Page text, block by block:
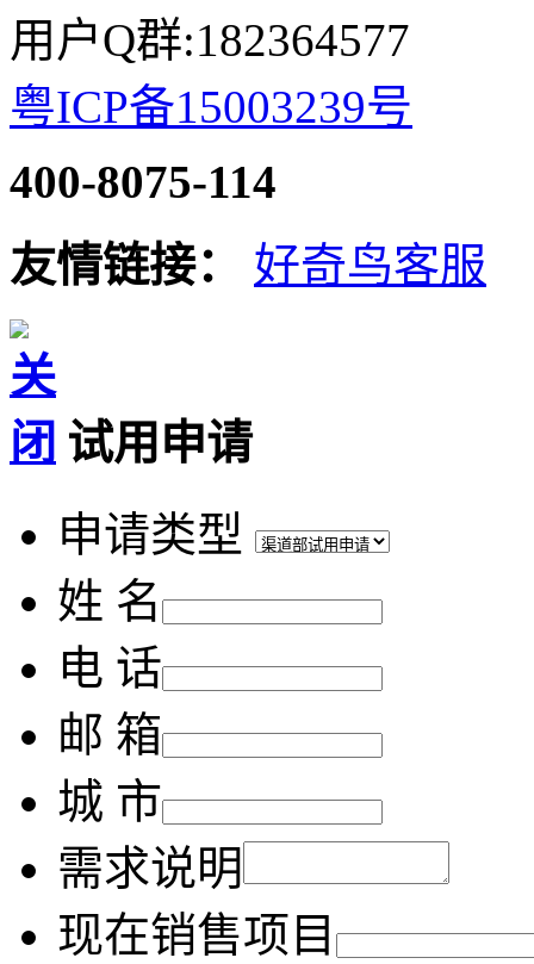
用户Q群:182364577
粤ICP备15003239号
400-8075-114
友情链接： 好奇鸟客服
试用申请
申请类型
姓 名
电 话
邮 箱
城 市
需求说明
现在销售项目